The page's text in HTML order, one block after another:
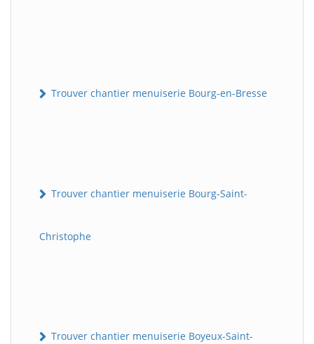
Trouver chantier menuiserie Bourg-en-Bresse
Trouver chantier menuiserie Bourg-Saint-
Christophe
Trouver chantier menuiserie Boyeux-Saint-